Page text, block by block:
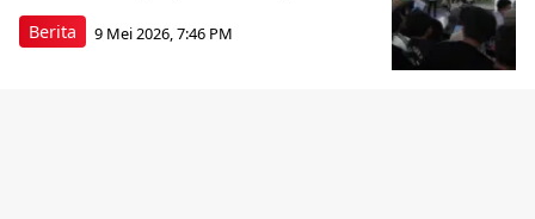
Berita 9 Mei 2026, 7:46 PM